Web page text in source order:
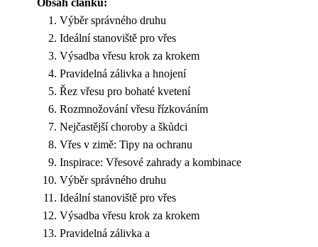
Obsah článku:
Výběr správného druhu
Ideální stanoviště pro vřes
Výsadba vřesu krok za krokem
Pravidelná zálivka a hnojení
Řez vřesu pro bohaté kvetení
Rozmnožování vřesu řízkováním
Nejčastější choroby a škůdci
Vřes v zimě: Tipy na ochranu
Inspirace: Vřesové zahrady a kombinace
Výběr správného druhu
Ideální stanoviště pro vřes
Výsadba vřesu krok za krokem
Pravidelná zálivka a